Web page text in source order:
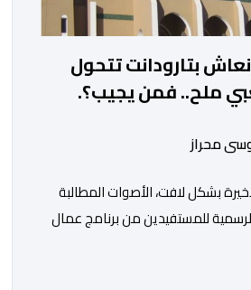
بتارودانت تتحول
ملح.. فمن يجيب؟.
محراز
بشكل لافت، الأصوات المطالبة
للمستفيدين من برنامج عمال